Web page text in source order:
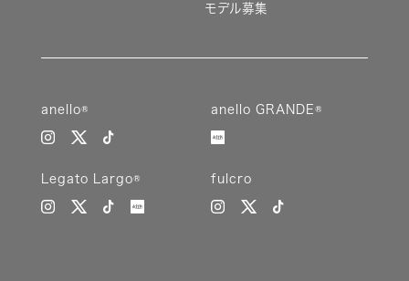
モデル募集
anello® anello GRANDE®
Legato Largo® fulcro